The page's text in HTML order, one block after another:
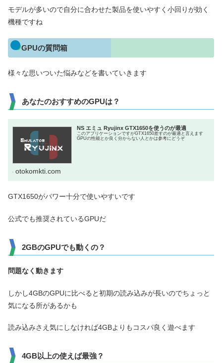
モデルが多いので自分に合わせた製品を使いやすく小回りが効く
機種ですね
GPUの質問箱
様々な思いついた悩みなどを書いていきます
あなたのおすすめのGPUは？
NS エミュ Ryujinx GTX1650を使うのが最適
このアプリケーションですがGTX1650差すのが最適と言えます
GPUの性能とか良く分からない人とかは参考にどうぞ
otokomkti.com
GTX1650がパワー十分で使いやすいです
公式でも推奨されているGPUだ
2GBのGPUでも動くの？
問題なく動きます
しかし4GBのGPUに比べると初期の読み込みが長いのでちょっと
気になる所があるかも
読み込みさえ気にしなければ4GBよりもコスパ良く遊べます
4GB以上の使えば最強？